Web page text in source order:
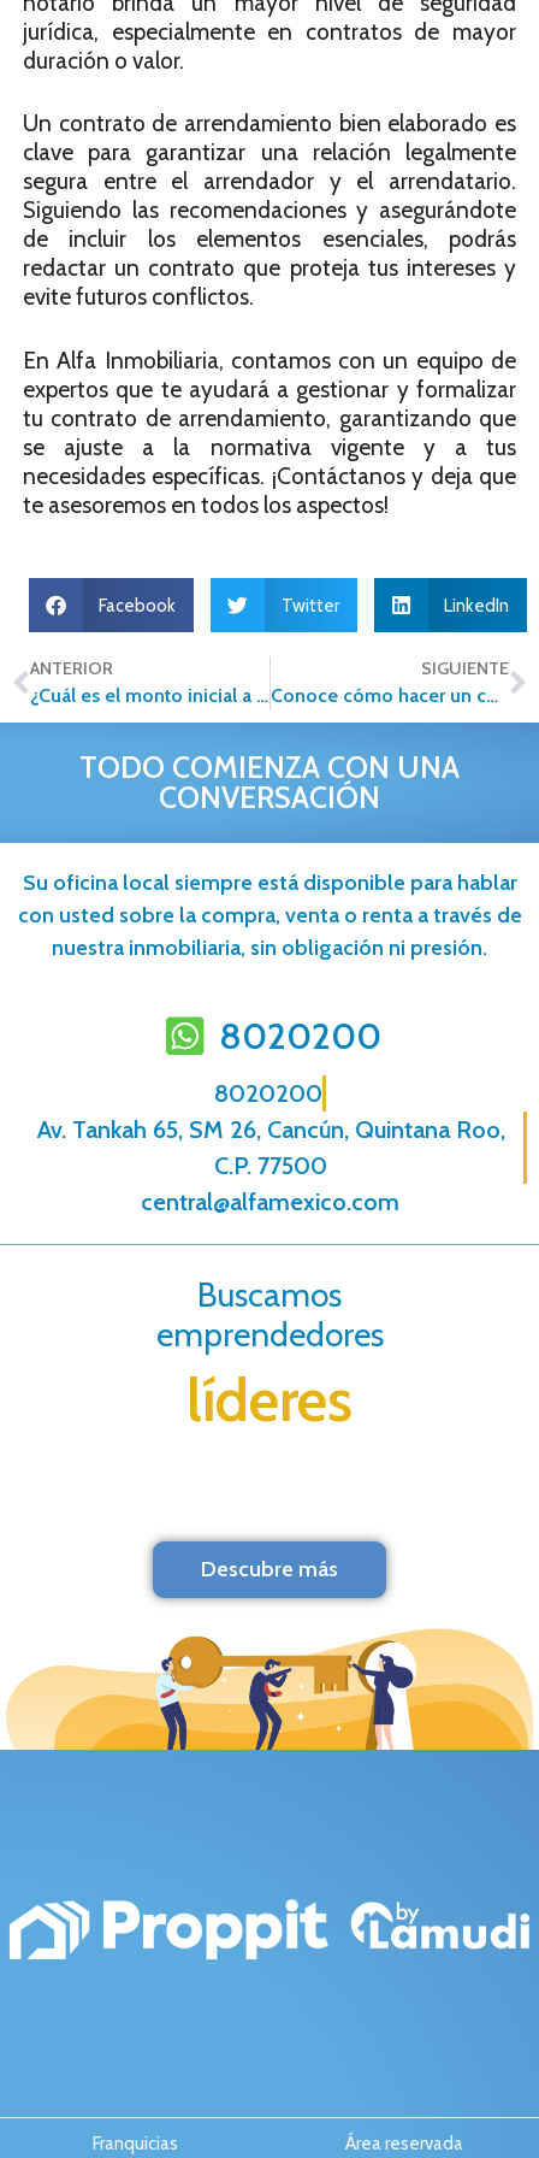
jurídica, especialmente en contratos de mayor
duración o valor.
Un contrato de arrendamiento bien elaborado es
clave para garantizar una relación legalmente
segura entre el arrendador y el arrendatario.
Siguiendo las recomendaciones y asegurándote
de incluir los elementos esenciales, podrás
redactar un contrato que proteja tus intereses y
evite futuros conflictos.
En Alfa Inmobiliaria, contamos con un equipo de
expertos que te ayudará a gestionar y formalizar
tu contrato de arrendamiento, garantizando que
se ajuste a la normativa vigente y a tus
necesidades específicas. ¡Contáctanos y deja que
te asesoremos en todos los aspectos!
Facebook Twitter LinkedIn
ANTERIOR
¿Cuál es el monto inicial a pagar para adquirir una casa?
SIGUIENTE
Conoce cómo hacer un contrato de compraventa
TODO COMIENZA CON UNA
CONVERSACIÓN
Su oficina local siempre está disponible para hablar
con usted sobre la compra, venta o renta a través de
nuestra inmobiliaria, sin obligación ni presión.
8020200
8020200
Av. Tankah 65, SM 26, Cancún, Quintana Roo,
C.P. 77500
central@alfamexico.com
Buscamos
emprendedores
líderes
Descubre más
Franquicias Área reservada